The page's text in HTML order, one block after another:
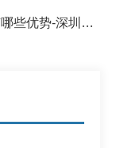
含铋锡膏相较于SAC305锡膏有哪些优势-深圳福英达